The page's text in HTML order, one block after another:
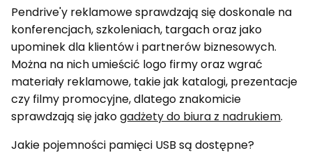
Pendrive'y reklamowe sprawdzają się doskonale na
konferencjach, szkoleniach, targach oraz jako
upominek dla klientów i partnerów biznesowych.
Można na nich umieścić logo firmy oraz wgrać
materiały reklamowe, takie jak katalogi, prezentacje
czy filmy promocyjne, dlatego znakomicie
sprawdzają się jakogadżety do biura z nadrukiem.
Jakie pojemności pamięci USB są dostępne?